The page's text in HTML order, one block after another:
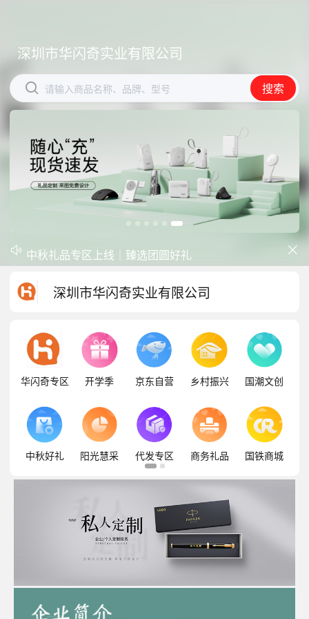
深圳市华闪奇实业有限公司
 请输入商品名称、品牌、型号 搜索
深圳市华闪奇实业有限公司
 请输入商品名称、品牌、型号 搜索

开学季礼品专区现已正式上线！
中秋礼品专区上线｜臻选团圆好礼

深圳市华闪奇实业有限公司
华闪奇专区 开学季 京东自营 乡村振兴 国潮文创
中秋好礼 阳光慧采 代发专区 商务礼品 国铁商城